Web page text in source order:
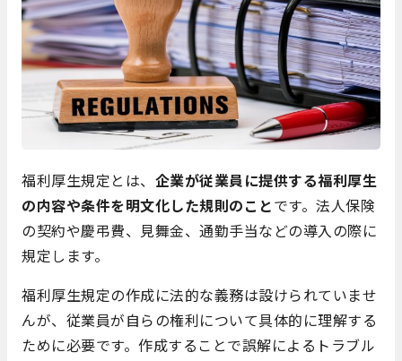
福利厚生規定とは、 企業が従業員に提供する福利厚生
の内容や条件を明文化した規則のことです。法人保険
の契約や慶弔費、見舞金、通勤手当などの導入の際に
規定します。
福利厚生規定の作成に法的な義務は設けられていませ
んが、従業員が自らの権利について具体的に理解する
ために必要です。作成することで誤解によるトラブル